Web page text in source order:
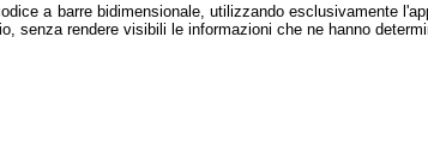
a barre bidimensionale, utilizzando esclusivamente
senza rendere visibili le informazioni che ne hanno